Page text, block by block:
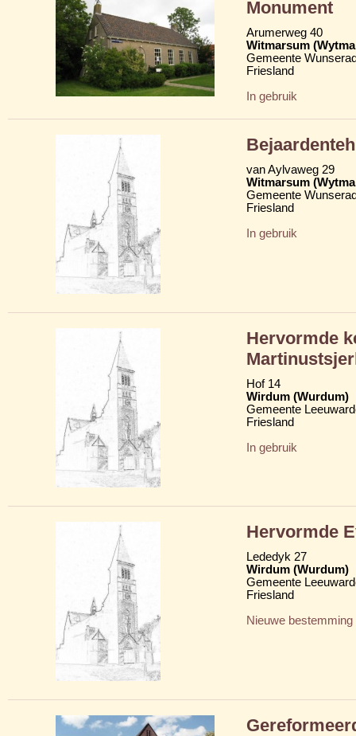
Monument
Arumerweg 40
Witmarsum
Gemeente
Friesland
In gebruik
van Aylvaweg 29
Witmarsum
Gemeente
Friesland
In gebruik
Hervormde
Hof 14
Wirdum (Wurdum)
Gemeente
Friesland
In gebruik
Hervormde
Lededyk 27
Wirdum (Wurdum)
Gemeente
Friesland
Nieuwe bestemming